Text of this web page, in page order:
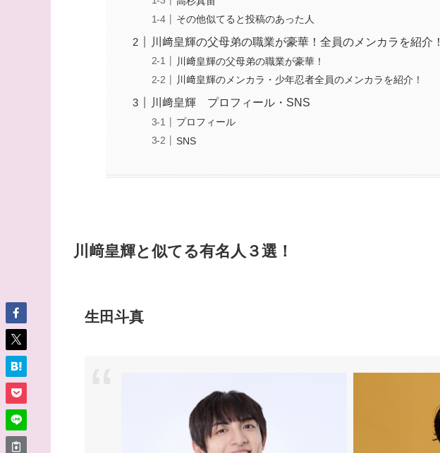
その他似てると投稿のあった人
川﨑皇輝の父母弟の職業が豪華！全員のメンカラを紹介！
川﨑皇輝の父母弟の職業が豪華！
川﨑皇輝のメンカラ・少年忍者全員のメンカラを紹介！
川﨑皇輝 プロフィール・SNS
プロフィール
SNS
川﨑皇輝と似てる有名人３選！
生田斗真